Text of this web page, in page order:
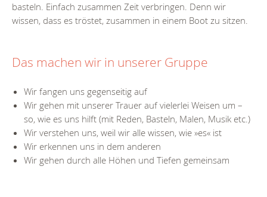
basteln. Einfach zusammen Zeit verbringen. Denn wir
wissen, dass es tröstet, zusammen in einem Boot zu sitzen.
Das machen wir in unserer Gruppe
Wir fangen uns gegenseitig auf
Wir gehen mit unserer Trauer auf vielerlei Weisen um –
so, wie es uns hilft (mit Reden, Basteln, Malen, Musik etc.)
Wir verstehen uns, weil wir alle wissen, wie »es« ist
Wir erkennen uns in dem anderen
Wir gehen durch alle Höhen und Tiefen gemeinsam